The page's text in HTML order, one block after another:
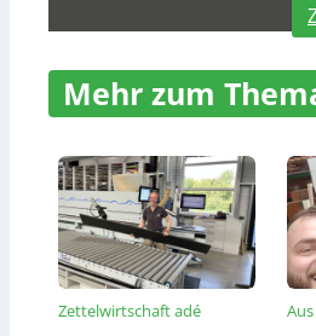
Mehr zum
Zettelwirtschaft adé